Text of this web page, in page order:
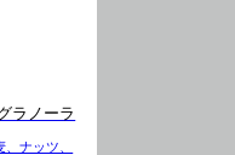
ラノーラ
ナッツ、